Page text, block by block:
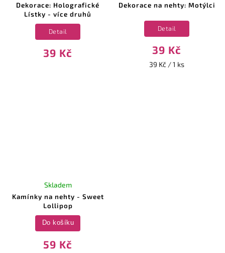
Dekorace: Holografické
Lístky - více druhů
39 Kč
Detail
Dekorace na nehty: Motýlci
39 Kč
39 Kč / 1 ks
Detail
Kamínky na nehty - Sweet
Lollipop
Skladem
59 Kč
Do košíku